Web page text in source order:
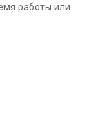
работы или